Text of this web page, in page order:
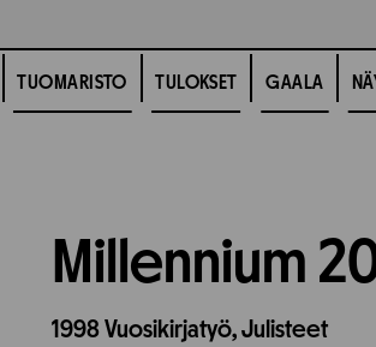
TUOMARISTO TULOKSET GAALA
Millennium
1998 Vuosikirjatyö,Julisteet